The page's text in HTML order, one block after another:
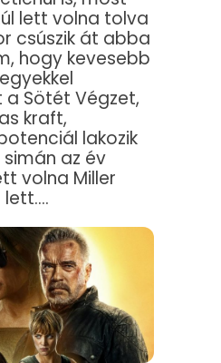
lett volna tolva
csúszik át abba
hogy kevesebb
a Sötét Végzet,
kraft,
lakozik
az év
volna Miller
lett….